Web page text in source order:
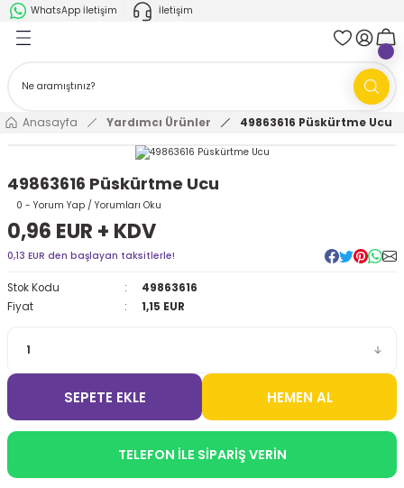
WhatsApp İletişim İletişim
Geri Dön
AMR'ler
Ark Kaynağı Robotları
Ark Kaynağı Robotları
Boya Robotları
Geri Dön
Anasayfa Yardımcı Ürünler 49863616 Püskürtme Ucu
49863616 Püskürtme Ucu
0 - Yorum Yap / Yorumları Oku
0,96 EUR + KDV
0,13 EUR den başlayan taksitlerle!
Stok Kodu
49863616
Fiyat
1,15 EUR
SEPETE EKLE HEMEN AL
TELEFON İLE SİPARİŞ VERİN